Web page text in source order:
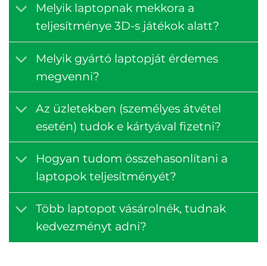
Melyik laptopnak mekkora a
teljesítménye 3D-s játékok alatt?
Melyik gyártó laptopját érdemes
megvenni?
Az üzletekben (személyes átvétel
esetén) tudok e kártyával fizetni?
Hogyan tudom összehasonlítani a
laptopok teljesítményét?
Több laptopot vásárolnék, tudnak
kedvezményt adni?